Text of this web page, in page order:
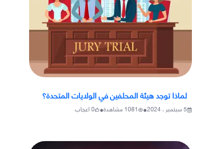
لماذا توجد هيئة المحلفين في الولايات المتحدة؟
5 سبتمبر ، 2024 •
1081مشاهدة•
0اعجاب